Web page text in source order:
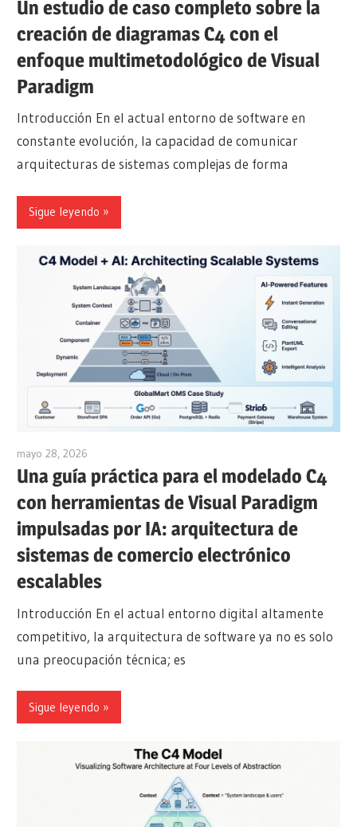
Un estudio de caso completo sobre la
creación de diagramas C4 con el
enfoque multimetodológico de Visual
Paradigm
Introducción En el actual entorno de software en
constante evolución, la capacidad de comunicar
arquitecturas de sistemas complejas de forma
Sigue leyendo
mayo 28, 2026
Una guía práctica para el modelado C4
con herramientas de Visual Paradigm
impulsadas por IA: arquitectura de
sistemas de comercio electrónico
escalables
Introducción En el actual entorno digital altamente
competitivo, la arquitectura de software ya no es solo
una preocupación técnica; es
Sigue leyendo